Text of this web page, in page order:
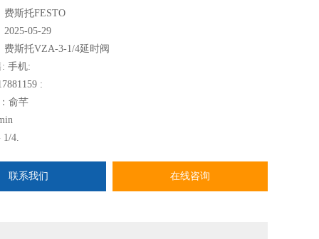
费斯托FESTO
2025-05-29
费斯托VZA-3-1/4延时阀
: 手机:
:
俞芊
1/4.
联系我们
在线咨询